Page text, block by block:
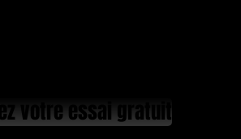
votre essai gratuit